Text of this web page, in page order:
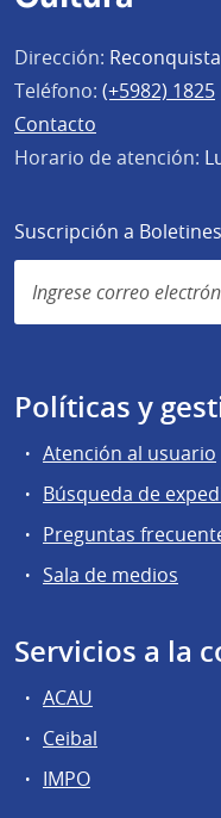
Dirección:
Teléfono: (+5982) 1825
Contacto
Horario de atención:
Suscripción a Boletines
Simplenews
subscription
Políticas y
Atención al usuario
Búsqueda de
Preguntas
Sala de medios
Servicios a la
ACAU
Ceibal
IMPO